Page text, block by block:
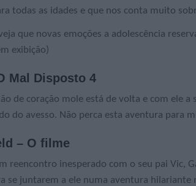
todas as idades e que nos conta muito
que novas emoções a adolescência
exibição)
Mal Disposto 4
de coração mole está de volta e com ele
do avesso. Não perca esta aventura para
– O filme
reencontro inesperado com o seu pai Vic,
se juntarem a ele numa aventura hilariante